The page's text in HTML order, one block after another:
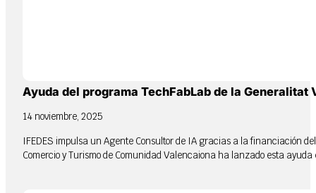
Ayuda del programa TechFabLab de la Generalitat
14 noviembre, 2025
IFEDES impulsa un Agente Consultor de IA gracias a la financiación
Comercio y Turismo de Comunidad Valencaiona ha lanzado esta